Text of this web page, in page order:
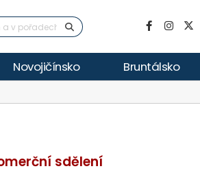
Novojičínsko Bruntálsko
sdělení